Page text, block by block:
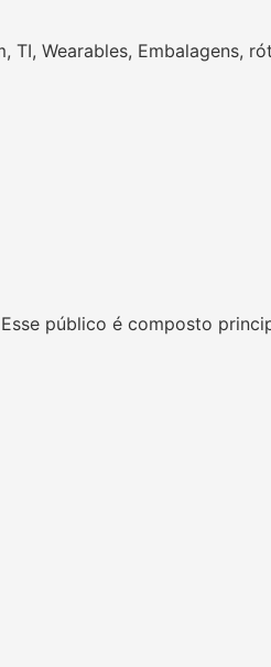
Wearables, Embalagens,
público é composto